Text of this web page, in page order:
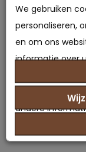
1
We gebruiken
personaliseren,
en om ons
informatie over
partners voor
partners
andere
hebben
services.